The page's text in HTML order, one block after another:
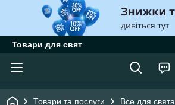
Товари для свят
Товари та послуги Все для свята